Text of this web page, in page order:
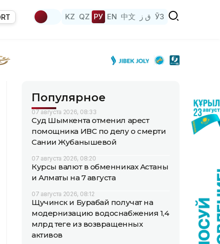
KZ QZ РУ EN 中文 ق ز ЎЗ
Популярное
07 августа 2026, 08:33
Суд Шымкента отменил арест
помощника ИВС по делу о смерти
Сании Жубанышевой
07 августа 2026, 08:20
Курсы валют в обменниках Астаны
и Алматы на 7 августа
07 августа 2026, 08:12
Щучинск и Бурабай получат на
модернизацию водоснабжения 1,4
млрд теңге из возвращенных
активов